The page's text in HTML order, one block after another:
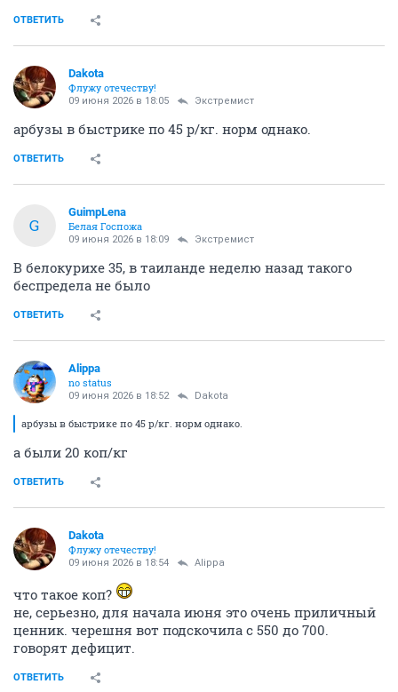
ОТВЕТИТЬ
Dаkota
Флужу отечеству!
09 июня 2026 в 18:05 Экстремист
арбузы в быстрике по 45 р/кг. норм однако.
ОТВЕТИТЬ
G
GuimpLena
Белая Госпожа
09 июня 2026 в 18:09 Экстремист
В белокурихе 35, в таиланде неделю назад такого
беспредела не было
ОТВЕТИТЬ
Alippa
no status
09 июня 2026 в 18:52 Dаkota
арбузы в быстрике по 45 р/кг. норм однако.
а были 20 коп/кг
ОТВЕТИТЬ
Dаkota
Флужу отечеству!
09 июня 2026 в 18:54 Alippa
что такое коп?
не, серьезно, для начала июня это очень приличный
ценник. черешня вот подскочила с 550 до 700.
говорят дефицит.
ОТВЕТИТЬ